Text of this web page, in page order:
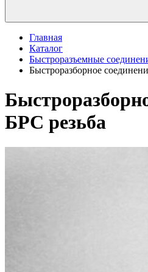
Главная
Каталог
Быстроразъемные
Быстроразборное
БРС резьба